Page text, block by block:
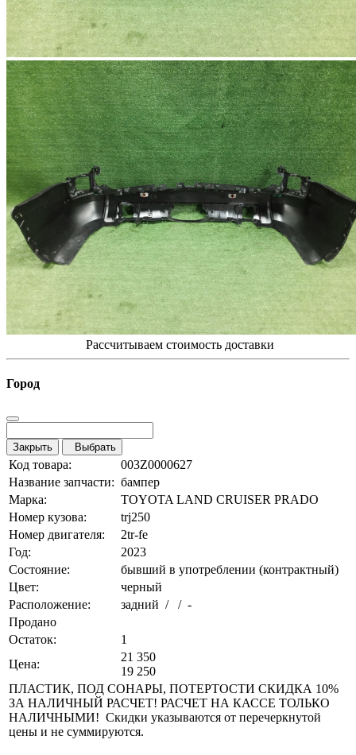
Рассчитываем стоимость доставки
Город
Закрыть Выбрать
Код товара:
003Z0000627
Название запчасти: бампер
Марка:
TOYOTA LAND CRUISER PRADO
Номер кузова:
trj250
Номер двигателя:
2tr-fe
Год:
2023
Состояние:
бывший в употреблении (контрактный)
Цвет:
черный
Расположение:
задний / / -
Продано
Остаток:
1
Цена:
21 350
19 250
ПЛАСТИК, ПОД СОНАРЫ, ПОТЕРТОСТИ СКИДКА 10%
ЗА НАЛИЧНЫЙ РАСЧЕТ! РАСЧЕТ НА КАССЕ ТОЛЬКО
НАЛИЧНЫМИ! Скидки указываются от перечеркнутой
цены и не суммируются.